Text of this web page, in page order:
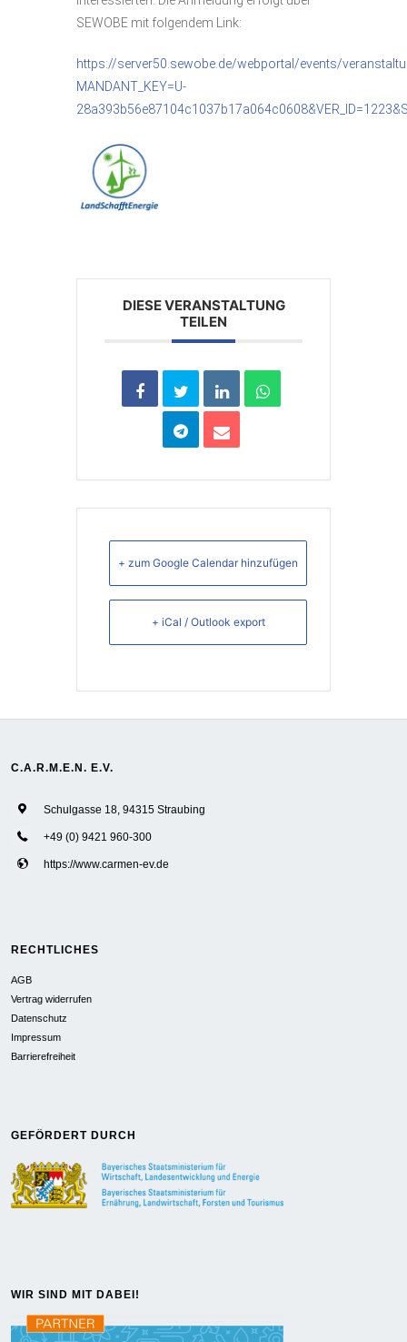
SEWOBE mit folgendem Link:
https://server50.sewobe.de/webportal/events/
MANDANT_KEY=U-
DIESE VERANSTALTUNG
TEILEN
+ zum Google Calendar hinzufügen
+ iCal / Outlook export
C.A.R.M.E.N. E.V.
Schulgasse 18, 94315 Straubing
+49 (0) 9421 960-300
https://www.carmen-ev.de
RECHTLICHES
AGB
Vertrag widerrufen
Datenschutz
Impressum
Barrierefreiheit
GEFÖRDERT DURCH
WIR SIND MIT DABEI!